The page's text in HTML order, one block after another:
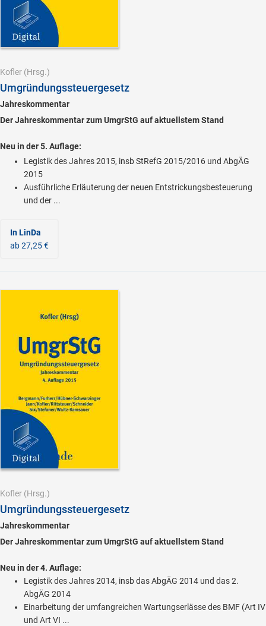
Kofler (Hrsg.)
Umgründungssteuergesetz
Jahreskommentar
Der Jahreskommentar zum UmgrStG auf aktuellstem Stand
Neu in der 5. Auflage:
Legistik des Jahres 2015, insb StRefG 2015/2016 und AbgÄG
2015
Ausführliche Erläuterung der neuen Entstrickungsbesteuerung
und der ...
In LinDa
ab 27,25 €
Kofler (Hrsg.)
Umgründungssteuergesetz
Jahreskommentar
Der Jahreskommentar zum UmgrStG auf aktuellstem Stand
Neu in der 4. Auflage:
Legistik des Jahres 2014, insb das AbgÄG 2014 und das 2.
AbgÄG 2014
Einarbeitung der umfangreichen Wartungserlässe des BMF (Art IV
und Art VI ...